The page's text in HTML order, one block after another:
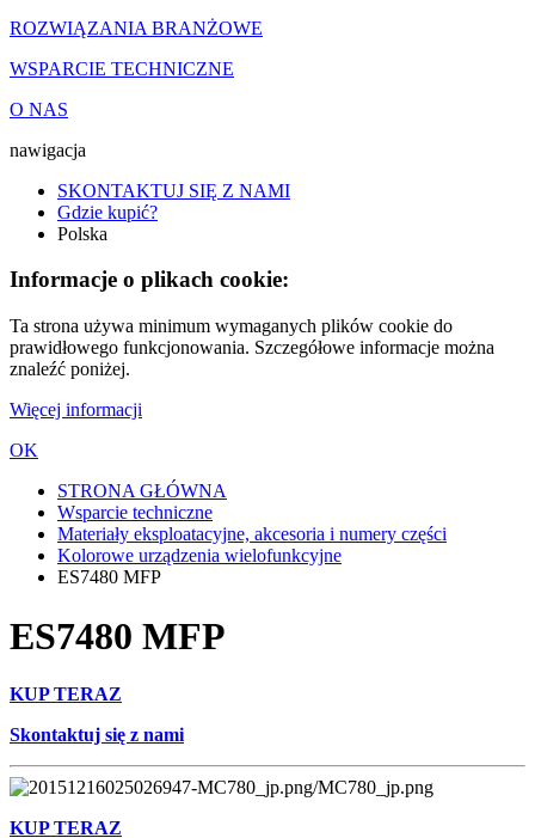
ROZWIĄZANIA BRANŻOWE
WSPARCIE TECHNICZNE
O NAS
nawigacja
SKONTAKTUJ SIĘ Z NAMI
Gdzie kupić?
Polska
Informacje o plikach cookie:
Ta strona używa minimum wymaganych plików cookie do
prawidłowego funkcjonowania. Szczegółowe informacje można
znaleźć poniżej.
Więcej informacji
OK
STRONA GŁÓWNA
Wsparcie techniczne
Materiały eksploatacyjne, akcesoria i numery części
Kolorowe urządzenia wielofunkcyjne
ES7480 MFP
ES7480 MFP
KUP TERAZ
Skontaktuj się z nami
KUP TERAZ